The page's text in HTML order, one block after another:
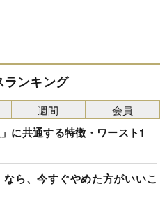
ランキング
に共通する特徴・ワースト1
なら、今すぐやめた方がいいこ
週間 会員